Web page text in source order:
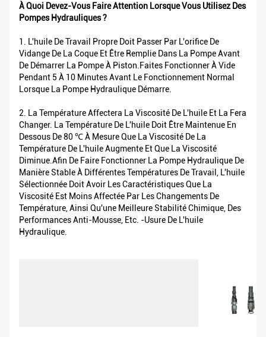
À Quoi Devez-Vous Faire Attention Lorsque Vous Utilisez Des
Pompes Hydrauliques ?
1. L'huile De Travail Propre Doit Passer Par L'orifice De
Vidange De La Coque Et Être Remplie Dans La Pompe Avant
De Démarrer La Pompe À Piston.Faites Fonctionner À Vide
Pendant 5 À 10 Minutes Avant Le Fonctionnement Normal
Lorsque La Pompe Hydraulique Démarre.
2. La Température Affectera La Viscosité De L'huile Et La Fera
Changer. La Température De L'huile Doit Être Maintenue En
Dessous De 80 ℃ À Mesure Que La Viscosité De La
Température De L'huile Augmente Et Que La Viscosité
Diminue.Afin De Faire Fonctionner La Pompe Hydraulique De
Manière Stable À Différentes Températures De Travail, L'huile
Sélectionnée Doit Avoir Les Caractéristiques Que La
Viscosité Est Moins Affectée Par Les Changements De
Température, Ainsi Qu'une Meilleure Stabilité Chimique, Des
Performances Anti-Mousse, Etc. -usure De L'huile
Hydraulique.